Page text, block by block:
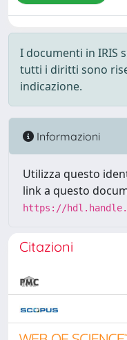
I documenti in IRIS
tutti i diritti sono
indicazione.
Informazioni
Utilizza questo
link a questo
https://
Citazioni